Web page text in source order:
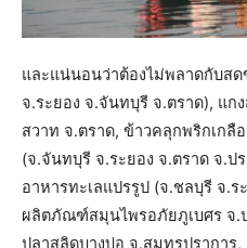
และแน่นอนว่าต้องไม่พลาดกับสด
จ.ระยอง จ.จันทบุรี จ.ตราด), แก
สวาท จ.ตราด, ข้าวคลุกพริกเกลื
(จ.จันทบุรี จ.ระยอง จ.ตราด จ.ป
อาหารทะเลแปรรูป (จ.ชลบุรี จ.
ผลิตภัณฑ์สมุนไพรอภัยภูเบศร จ
ปลาสลิดบางบ่อ จ.สมุทรปราการ